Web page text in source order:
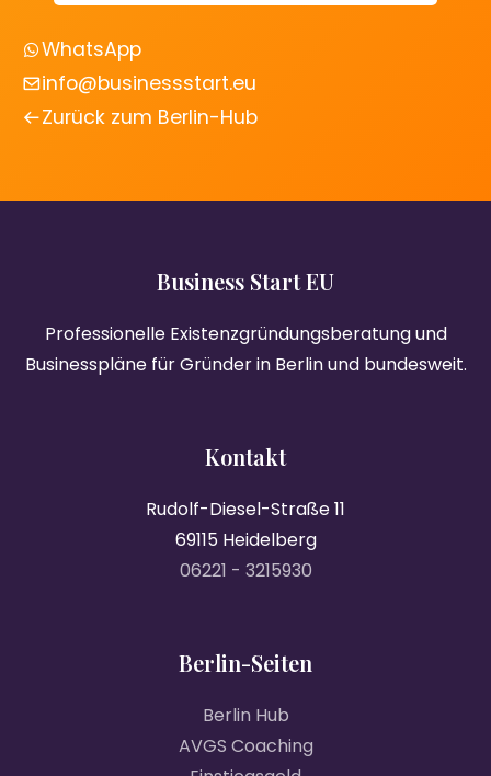
WhatsApp
info@businessstart.eu
Zurück zum Berlin-Hub
Business Start EU
Professionelle Existenzgründungsberatung und
Businesspläne für Gründer in Berlin und bundesweit.
Kontakt
Rudolf-Diesel-Straße 11
69115 Heidelberg
06221 - 3215930
Berlin-Seiten
Berlin Hub
AVGS Coaching